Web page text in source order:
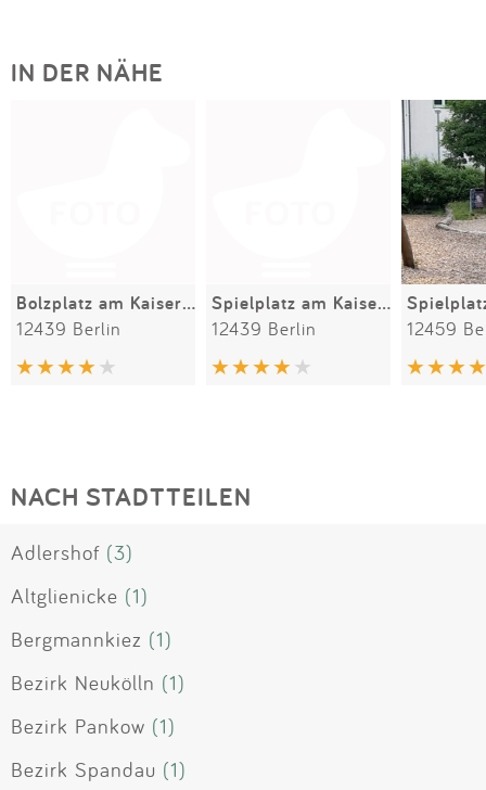
IN DER NÄHE
Bolzplatz am Kaisersteg
12439 Berlin
Spielplatz am Kaisersteg
12439 Berlin 12459
NACH STADTTEILEN
Adlershof (3)
Altglienicke (1)
Bergmannkiez (1)
Bezirk Neukölln (1)
Bezirk Pankow (1)
Bezirk Spandau (1)